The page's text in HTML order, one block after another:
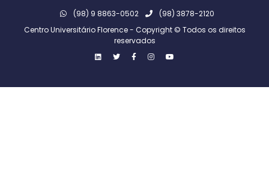
(98) 9 8863-0502
(98) 3878-2120
Centro Universitário Florence - Copyright © Todos os direitos
reservados